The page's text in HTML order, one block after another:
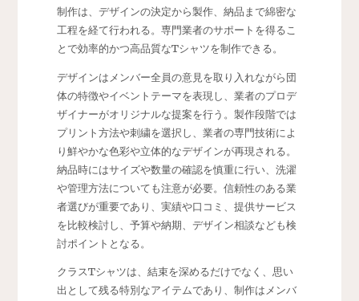
制作は、デザインの決定から製作、納品まで綿密な
工程を経て行われる。専門業者のサポートを得るこ
とで効率的かつ高品質なTシャツを制作できる。
デザインはメンバー全員の意見を取り入れながら団
体の特徴やイベントテーマを表現し、業者のプロデ
ザイナーがオリジナルな提案を行う。製作段階では
プリント方法や刺繍を選択し、業者の専門技術によ
り鮮やかな色彩や立体的なデザインが再現される。
納品時にはサイズや数量の確認を慎重に行い、洗濯
や管理方法についても注意が必要。信頼性のある業
者選びが重要であり、実績や口コミ、提供サービス
を比較検討し、予算や納期、デザイン相談なども検
討ポイントとなる。
クラスTシャツは、結束を深めるだけでなく、思い
出として残る特別なアイテムであり、制作はメンバ